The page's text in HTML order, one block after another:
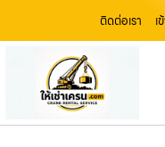
ติดต่อเรา เ